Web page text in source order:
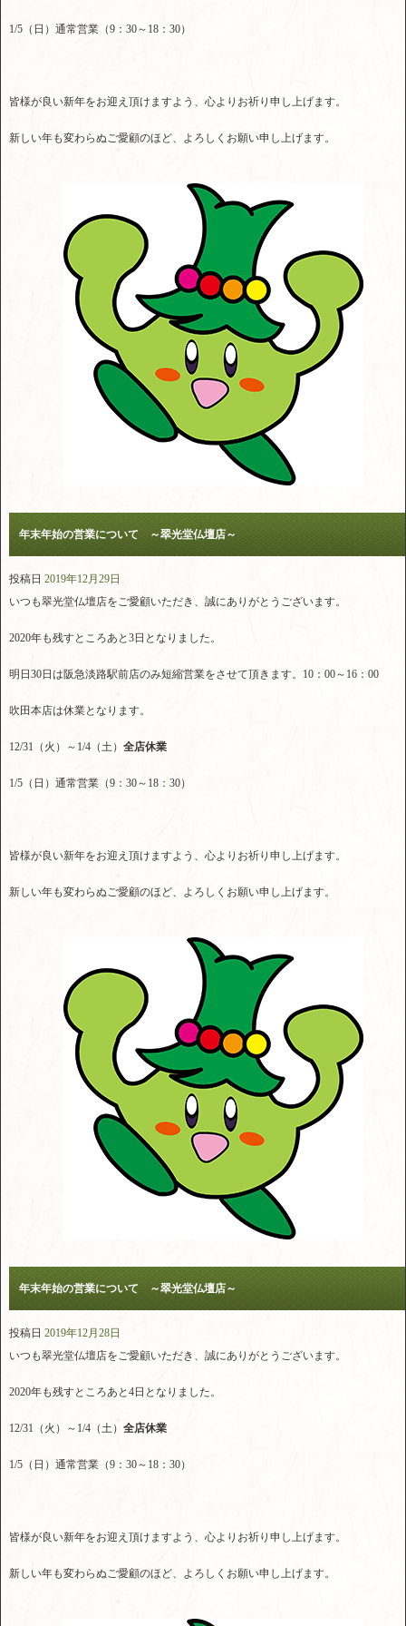
1/5（日）通常営業（9：30～18：30）
皆様が良い新年をお迎え頂けますよう、心よりお祈り申し上げます。
新しい年も変わらぬご愛顧のほど、よろしくお願い申し上げます。
年末年始の営業について ～翠光堂仏壇店～
投稿日 2019年12月29日
いつも翠光堂仏壇店をご愛顧いただき、誠にありがとうございます。
2020年も残すところあと3日となりました。
明日30日は阪急淡路駅前店のみ短縮営業をさせて頂きます。10：00～16：00
吹田本店は休業となります。
12/31（火）～1/4（土） 全店休業
1/5（日）通常営業（9：30～18：30）
皆様が良い新年をお迎え頂けますよう、心よりお祈り申し上げます。
新しい年も変わらぬご愛顧のほど、よろしくお願い申し上げます。
年末年始の営業について ～翠光堂仏壇店～
投稿日 2019年12月28日
いつも翠光堂仏壇店をご愛顧いただき、誠にありがとうございます。
2020年も残すところあと4日となりました。
12/31（火）～1/4（土） 全店休業
1/5（日）通常営業（9：30～18：30）
皆様が良い新年をお迎え頂けますよう、心よりお祈り申し上げます。
新しい年も変わらぬご愛顧のほど、よろしくお願い申し上げます。